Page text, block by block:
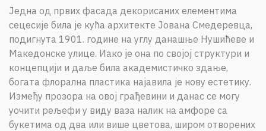
Једна од првих фасада декорисаних елементима
сецесије била је кућа архитекте Јована Смедеревца,
подигнута 1901. године на углу данашње Нушићеве и
Македонске улице. Иако је она по својој структури и
концепцији и даље била академистичко здање,
богата флорална пластика најавила је нову естетику.
Између прозора на овој грађевини и данас се могу
уочити рељефи у виду ваза налик на амфоре са
букетима од два или више цветова, широм отворених